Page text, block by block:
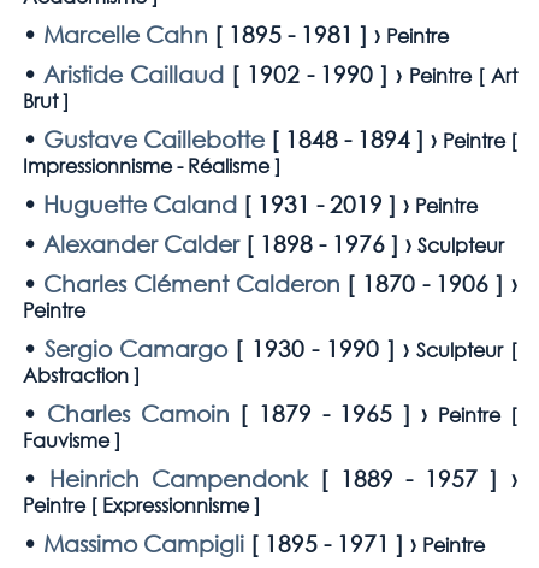
• Marcelle Cahn [ 1895 - 1981 ] › Peintre
• Aristide Caillaud [ 1902 - 1990 ] › Peintre [ Art
Brut]
• Gustave Caillebotte[ 1848 - 1894] › Peintre [
Impressionnisme - Réalisme]
• Huguette Caland[ 1931 - 2019 ] › Peintre
• Alexander Calder[ 1898 - 1976] › Sculpteur
• Charles Clément Calderon [ 1870 - 1906 ] ›
Peintre
• Sergio Camargo[ 1930 - 1990 ] ›Sculpteur [
Abstraction]
• Charles Camoin [ 1879 - 1965 ] › Peintre [
Fauvisme]
• Heinrich Campendonk[ 1889 - 1957 ] ›
Peintre [ Expressionnisme]
• Massimo Campigli[ 1895 - 1971 ] › Peintre